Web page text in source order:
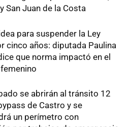
San Juan de la Costa
para suspender la Ley
cinco años: diputada Paulina
que norma impactó en el
se abrirán al tránsito 12
de Castro y se
un perímetro con